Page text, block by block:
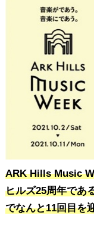
ARK Hills Music
ヒルズ25周年であ
でなんと11回目を